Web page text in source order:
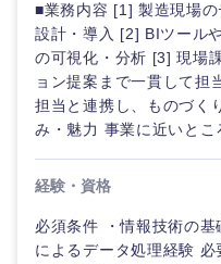
■業務内容 [1] 製造現場
設計・導入 [2] BIツール
の可視化・分析 [3] 現場
ョン提案まで一貫して担
担当と連携し、ものづく
み・魅力 事業に近いとこ
経験・資格
必須条件 ・情報技術の
によるデータ処理経験